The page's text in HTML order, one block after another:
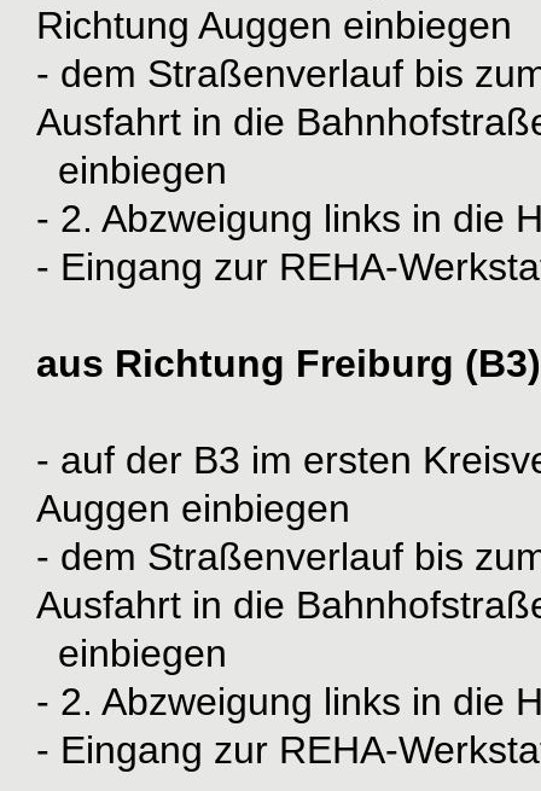
Richtung Auggen einbiegen
- dem Straßenverlauf bis
Ausfahrt in die
einbiegen
- 2. Abzweigung links in die
- Eingang zur REHA-
aus Richtung Freiburg (B3)
- auf der B3 im ersten
Auggen einbiegen
- dem Straßenverlauf bis
Ausfahrt in die
einbiegen
- 2. Abzweigung links in die
- Eingang zur REHA-